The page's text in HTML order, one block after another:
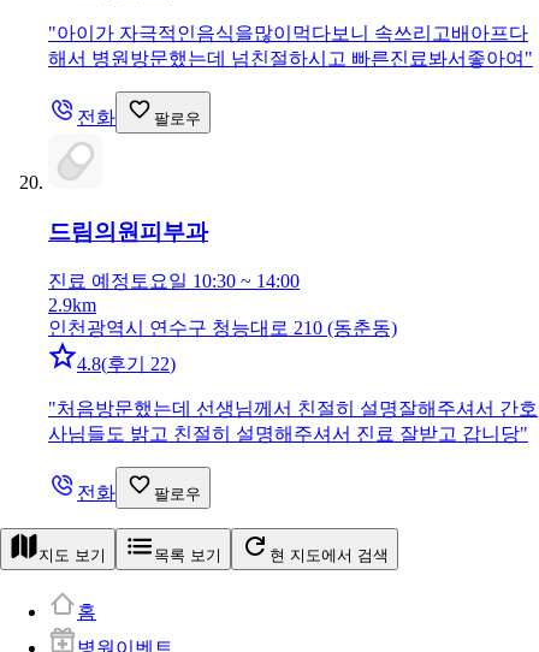
"아이가 자극적인음식을많이먹다보니 속쓰리고배아프다
해서 병원방문했는데 넘친절하시고 빠른진료봐서좋아여 "
전화 팔로우
드림의원 피부과
진료 예정토요일 10:30 ~ 14:00
2.9km
인천광역시 연수구 청능대로 210 (동춘동)
4.8(후기 22)
"처음방문했는데 선생님께서 친절히 설명잘해주셔서 간호
사님들도 밝고 친절히 설명해주셔서 진료 잘받고 갑니당"
전화 팔로우
지도 보기 목록 보기 현 지도에서 검색
홈